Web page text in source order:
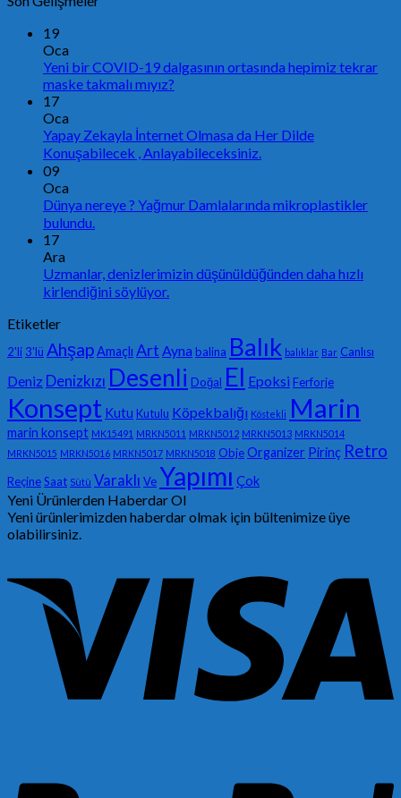
19
Oca
Yeni bir COVID-19 dalgasının ortasında hepimiz tekrar
maske takmalı mıyız?
17
Oca
Yapay Zekayla İnternet Olmasa da Her Dilde
Konuşabilecek , Anlayabileceksiniz.
09
Oca
Dünya nereye ? Yağmur Damlalarında mikroplastikler
bulundu.
17
Ara
Uzmanlar, denizlerimizin düşünüldüğünden daha hızlı
kirlendiğini söylüyor.
Etiketler
2'li 3'lü AhşapAmaçlı Art Ayna balina Balık balıklar Bar Canlısı
Deniz Denizkızı Desenli Doğal El Epoksi Ferforje
Konsept Kutu Kutulu Köpekbalığı Köstekli Marin
marin konsept MK15491 MRKN5011 MRKN5012 MRKN5013 MRKN5014
MRKN5015 MRKN5016 MRKN5017 MRKN5018 ObjeOrganizer Pirinç Retro
ReçineSaat Sütü Varaklı Ve Yapımı Çok
Yeni Ürünlerden Haberdar Ol
Yeni ürünlerimizden haberdar olmak için bültenimize üye
olabilirsiniz.